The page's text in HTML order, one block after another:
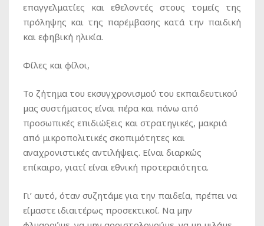
επαγγελματίες και εθελοντές στους τομείς της
πρόληψης και της παρέμβασης κατά την παιδική
και εφηβική ηλικία.
Φίλες και φίλοι,
Το ζήτημα του εκσυγχρονισμού του εκπαιδευτικού
μας συστήματος είναι πέρα και πάνω από
προσωπικές επιδιώξεις και στρατηγικές, μακριά
από μικροπολιτικές σκοπιμότητες και
αναχρονιστικές αντιλήψεις. Είναι διαρκώς
επίκαιρο, γιατί είναι εθνική προτεραιότητα.
Γι’ αυτό, όταν συζητάμε για την παιδεία, πρέπει να
είμαστε ιδιαιτέρως προσεκτικοί. Να μην